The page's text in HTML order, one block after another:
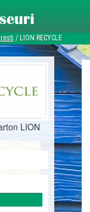
/ LION RECYCLE
LION